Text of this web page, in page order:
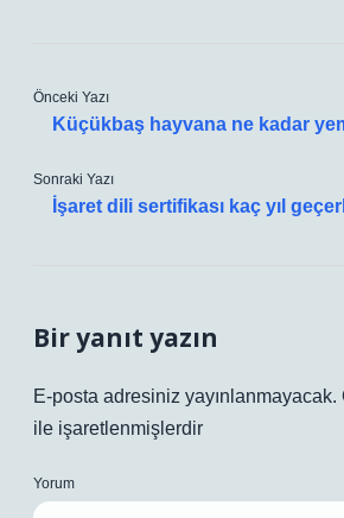
Önceki Yazı
Küçükbaş hayvana ne kadar
Sonraki Yazı
İşaret dili sertifikası kaç yıl
Bir yanıt yazın
E-posta adresiniz yayınlanmayacak.
ile işaretlenmişlerdir
Yorum